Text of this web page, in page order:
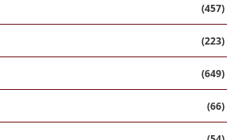
(457)
(223)
(649)
(66)